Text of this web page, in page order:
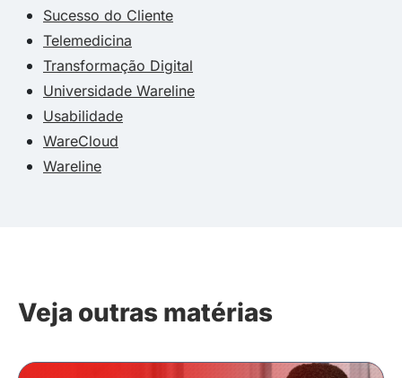
Sucesso do Cliente
Telemedicina
Transformação Digital
Universidade Wareline
Usabilidade
WareCloud
Wareline
Veja outras matérias